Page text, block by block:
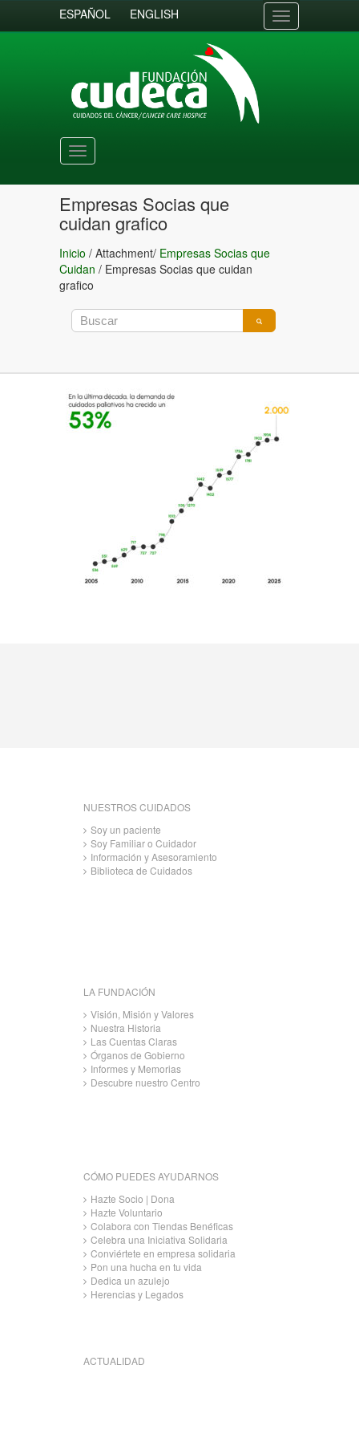
ESPAÑOL ENGLISH
Toggle
navigation
Toggle
navigation
Empresas Socias que
cuidan grafico
Inicio / Attachment/ Empresas Socias que
Cuidan / Empresas Socias que cuidan
grafico
NUESTROS CUIDADOS
Soy un paciente
Soy Familiar o Cuidador
Información y Asesoramiento
Biblioteca de Cuidados
LA FUNDACIÓN
Visión, Misión y Valores
Nuestra Historia
Las Cuentas Claras
Órganos de Gobierno
Informes y Memorias
Descubre nuestro Centro
CÓMO PUEDES AYUDARNOS
Hazte Socio | Dona
Hazte Voluntario
Colabora con Tiendas Benéficas
Celebra una Iniciativa Solidaria
Conviértete en empresa solidaria
Pon una hucha en tu vida
Dedica un azulejo
Herencias y Legados
ACTUALIDAD